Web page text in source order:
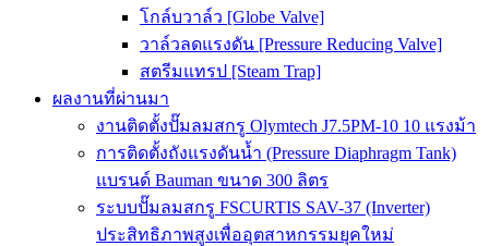
โกล์บวาล์ว [Globe Valve]
วาล์วลดแรงดัน [Pressure Reducing Valve]
สตรีมแทรป [Steam Trap]
ผลงานที่ผ่านมา
งานติดตั้งปั๊มลมสกรู Olymtech J7.5PM-10 10 แรงม้า
การติดตั้งถังแรงดันน้ำ (Pressure Diaphragm Tank)
แบรนด์ Bauman ขนาด 300 ลิตร
ระบบปั๊มลมสกรู FSCURTIS SAV-37 (Inverter)
ประสิทธิภาพสูงเพื่ออุตสาหกรรมยุคใหม่